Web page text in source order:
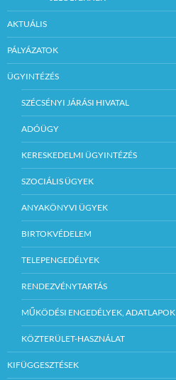
AKTUÁLIS
PÁLYÁZATOK
ÜGYINTÉZÉS
SZÉCSÉNYI JÁRÁSI HIVATAL
ADÓÜGY
KERESKEDELMI ÜGYINTÉZÉS
SZOCIÁLIS ÜGYEK
ANYAKÖNYVI ÜGYEK
BIRTOKVÉDELEM
TELEPENGEDÉLYEK
RENDEZVÉNYTARTÁS
MŰKÖDÉSI ENGEDÉLYEK, ADATLAPOK
KÖZTERÜLET-HASZNÁLAT
KIFÜGGESZTÉSEK